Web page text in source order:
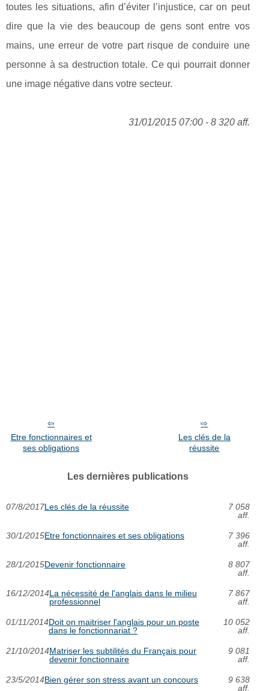
toutes les situations, afin d’éviter l’injustice, car on peut
dire que la vie des beaucoup de gens sont entre vos
mains, une erreur de votre part risque de conduire une
personne à sa destruction totale. Ce qui pourrait donner
une image négative dans votre secteur.
31/01/2015 07:00 - 8 320 aff.
Etre fonctionnaires et
ses obligations
Les clés de la
réussite
Les dernières publications
07/8/2017Les clés de la réussite
7 058
aff.
30/1/2015Etre fonctionnaires et ses obligations
7 396
aff.
28/1/2015Devenir fonctionnaire
8 807
aff.
16/12/2014La nécessité de l'anglais dans le milieu
professionnel
7 867
aff.
01/11/2014Doit on maitriser l'anglais pour un poste
dans le fonctionnariat ?
10 052
aff.
21/10/2014Matriser les subtilités du Français pour
devenir fonctionnaire
9 081
aff.
23/5/2014Bien gérer son stress avant un concours
9 638
aff.